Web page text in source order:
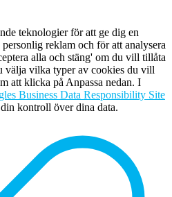
teknologier för att ge dig en
reklam och för att analysera
alla och stäng' om du vill tillåta
välja vilka typer av cookies du vill
att klicka på Anpassa nedan. I
Business Data Responsibility Site
kontroll över dina data.